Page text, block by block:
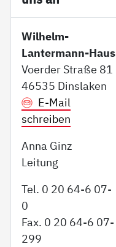
Wilhelm-
Lantermann-Haus
Voerder Straße 81
46535 Dinslaken
E-Mail
schreiben
Anna Ginz
Leitung
Tel. 0 20 64-6 07-
0
Fax. 0 20 64-6 07-
299